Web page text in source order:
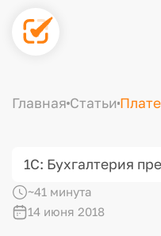
Главная Статьи
1С: Бухгалтерия
~41 минута
14 июня 2018